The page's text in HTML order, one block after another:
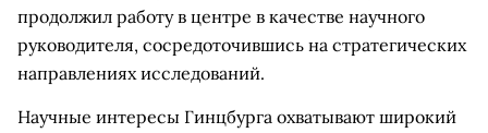
продолжил работу в центре в качестве научного
руководителя, сосредоточившись на стратегических
направлениях исследований.
Научные интересы Гинцбурга охватывают широкий